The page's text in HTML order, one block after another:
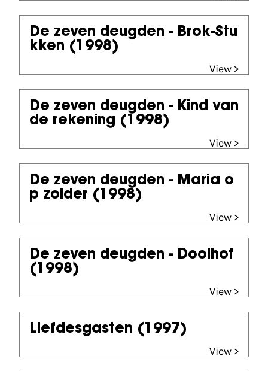
De zeven deugden - Brok-Stu
kken (1998)
View >
De zeven deugden - Kind van
de rekening (1998)
View >
De zeven deugden - Maria o
p zolder (1998)
View >
De zeven deugden - Doolhof
(1998)
View >
Liefdesgasten (1997)
View >